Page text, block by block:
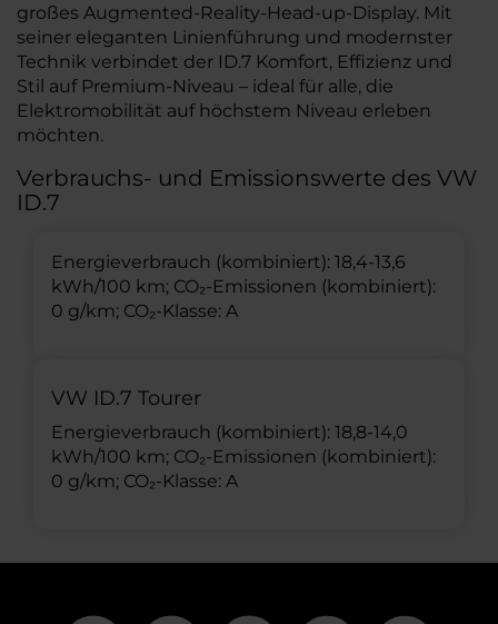
großes Augmented-Reality-Head-up-Display. Mit
seiner eleganten Linienführung und modernster
Technik verbindet der ID.7 Komfort, Effizienz und
Stil auf Premium-Niveau – ideal für alle, die
Elektromobilität auf höchstem Niveau erleben
möchten.
Verbrauchs- und Emissionswerte des VW
ID.7
Energieverbrauch (kombiniert): 18,4-13,6
kWh/100 km; CO₂-Emissionen (kombiniert):
0 g/km; CO₂-Klasse: A
VW ID.7 Tourer
Energieverbrauch (kombiniert): 18,8-14,0
kWh/100 km; CO₂-Emissionen (kombiniert):
0 g/km; CO₂-Klasse: A